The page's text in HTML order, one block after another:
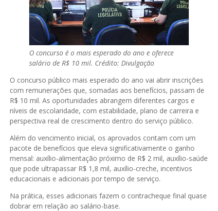
O concurso é o mais esperado do ano e oferece
salário de R$ 10 mil. Crédito: Divulgação
O concurso público mais esperado do ano vai abrir inscrições
com remunerações que, somadas aos benefícios, passam de
R$ 10 mil. As oportunidades abrangem diferentes cargos e
níveis de escolaridade, com estabilidade, plano de carreira e
perspectiva real de crescimento dentro do serviço público.
Além do vencimento inicial, os aprovados contam com um
pacote de benefícios que eleva significativamente o ganho
mensal: auxílio-alimentação próximo de R$ 2 mil, auxílio-saúde
que pode ultrapassar R$ 1,8 mil, auxílio-creche, incentivos
educacionais e adicionais por tempo de serviço.
Na prática, esses adicionais fazem o contracheque final quase
dobrar em relação ao salário-base.